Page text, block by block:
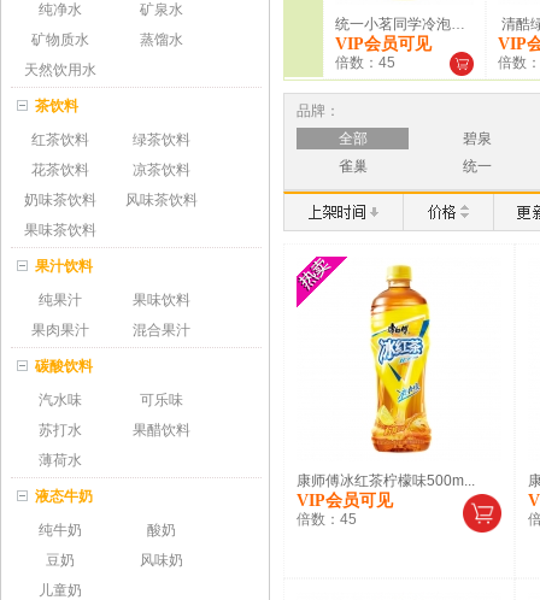
纯净水
矿泉水
矿物质水
蒸馏水
天然饮用水
茶饮料
红茶饮料
绿茶饮料
花茶饮料
凉茶饮料
奶味茶饮料
风味茶饮料
果味茶饮料
果汁饮料
纯果汁
果味饮料
果肉果汁
混合果汁
碳酸饮料
汽水味
可乐味
苏打水
果醋饮料
薄荷水
液态牛奶
纯牛奶
酸奶
豆奶
风味奶
儿童奶
统一小茗同学冷泡青柠红茶4...
VIP会员可见
倍数：45
清酷
VIP
倍数
品牌：
全部
碧泉
雀巢
统一
康师傅冰红茶柠檬味500m...
VIP会员可见
倍数： 45